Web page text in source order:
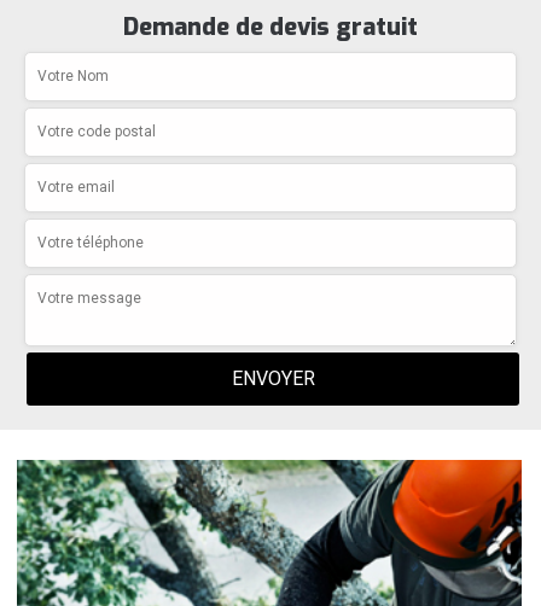
Demande de devis gratuit